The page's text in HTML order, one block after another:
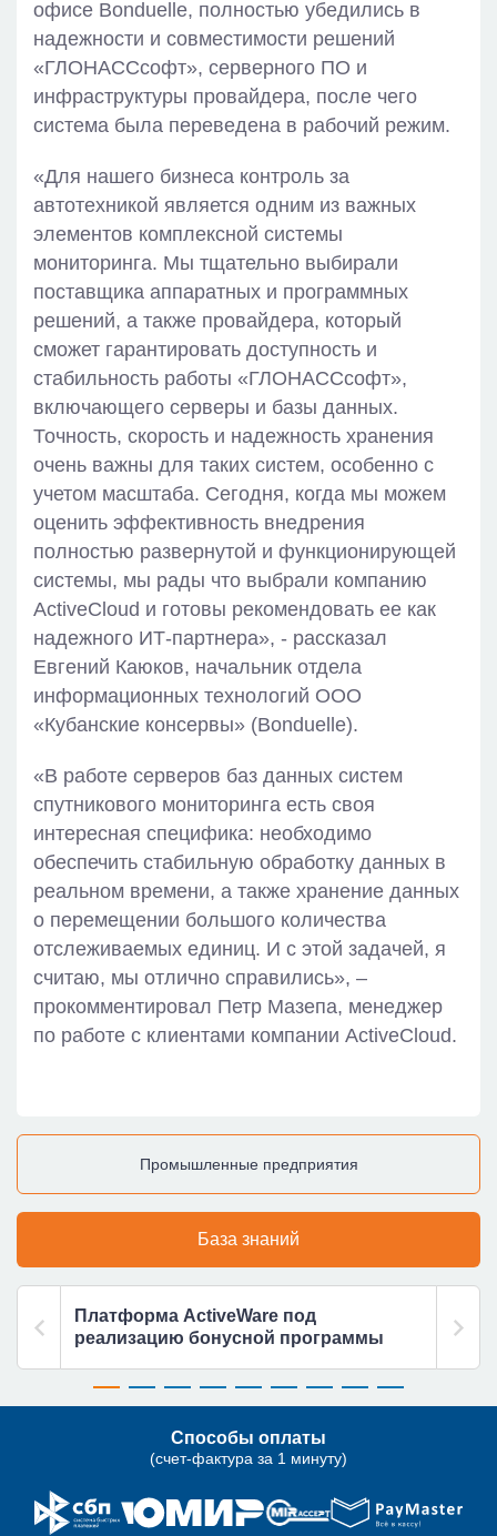
офисе Bonduelle, полностью убедились в
надежности и совместимости решений
«ГЛОНАССсофт», серверного ПО и
инфраструктуры провайдера, после чего
система была переведена в рабочий режим.
«Для нашего бизнеса контроль за
автотехникой является одним из важных
элементов комплексной системы
мониторинга. Мы тщательно выбирали
поставщика аппаратных и программных
решений, а также провайдера, который
сможет гарантировать доступность и
стабильность работы «ГЛОНАССсофт»,
включающего серверы и базы данных.
Точность, скорость и надежность хранения
очень важны для таких систем, особенно с
учетом масштаба. Сегодня, когда мы можем
оценить эффективность внедрения
полностью развернутой и функционирующей
системы, мы рады что выбрали компанию
ActiveCloud и готовы рекомендовать ее как
надежного ИТ-партнера», - рассказал
Евгений Каюков, начальник отдела
информационных технологий ООО
«Кубанские консервы» (Bonduelle).
«В работе серверов баз данных систем
спутникового мониторинга есть своя
интересная специфика: необходимо
обеспечить стабильную обработку данных в
реальном времени, а также хранение данных
о перемещении большого количества
отслеживаемых единиц. И с этой задачей, я
считаю, мы отлично справились», –
прокомментировал Петр Мазепа, менеджер
по работе с клиентами компании ActiveCloud.
Промышленные предприятия
База знаний
Платформа ActiveWare под
реализацию бонусной программы
1-я
Способы оплаты
(счет-фактура за 1 минуту)